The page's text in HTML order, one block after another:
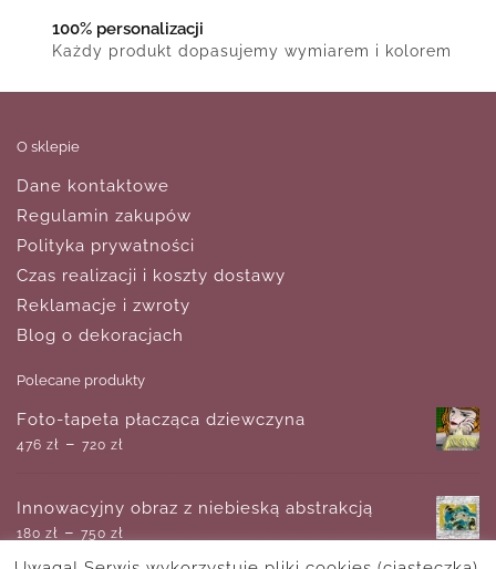
100% personalizacji
Każdy produkt dopasujemy wymiarem i kolorem
O sklepie
Dane kontaktowe
Regulamin zakupów
Polityka prywatności
Czas realizacji i koszty dostawy
Reklamacje i zwroty
Blog o dekoracjach
Polecane produkty
Foto-tapeta płacząca dziewczyna
476 zł – 720 zł
Innowacyjny obraz z niebieską abstrakcją
180 zł – 750 zł